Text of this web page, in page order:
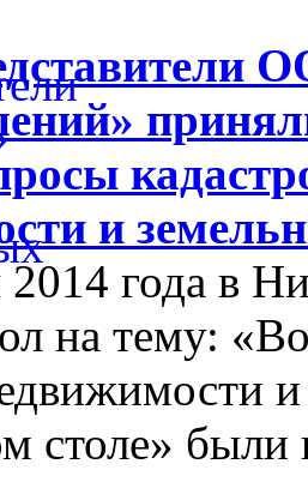
и
2014 года в
на тему:
столе»